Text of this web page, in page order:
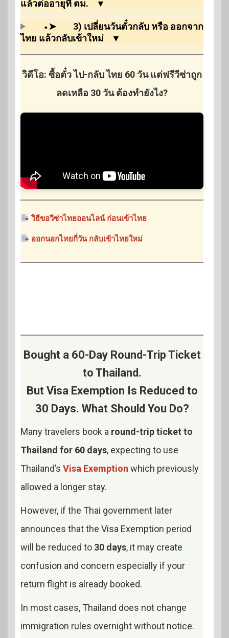
แล้วต่ออายุที่ ตม. ▼
⬩➤
3) เปลี่ยนวันตั๋วกลับ หรือ ออกจาก
ไทย แล้วกลับเข้าใหม่
▼
วิดีโอ: ซื้อตั๋ว ไป-กลับ ไทย 60 วัน แต่ฟรีวีซ่าถูก
ลดเหลือ 30 วัน ต้องทำยังไง?
วิธีขอวีซ่าไทยออนไลน์ ก่อนเข้าไทย
ออกนอกไทยกี่วัน กลับเข้าไทยใหม่
Bought a 60-Day Round-Trip Ticket
to Thailand.
But Visa Exemption Is Reduced to
30 Days. What Should You Do?
Many travelers book a round-trip ticket to
Thailand for 60 days, expecting to use
Thailand’s Visa Exemption which previously
allowed a longer stay.
However, if the Thai government later
announces that the Visa Exemption period
will be reduced to 30 days, it may create
confusion and concern especially if your
return flight is already booked.
In most cases, Thailand does not change
immigration rules overnight without notice.